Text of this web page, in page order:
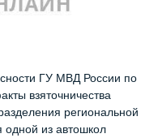
ГУ МВД России по
взяточничества
региональной
одной из автошкол